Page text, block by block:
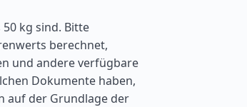
kg sind. Bitte
berechnet,
und andere verfügbare
Dokumente haben,
auf der Grundlage der